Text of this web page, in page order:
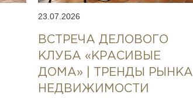
23.07.2026
ВСТРЕЧА ДЕЛОВОГО
КЛУБА «КРАСИВЫЕ
ДОМА» | ТРЕНДЫ РЫНКА
НЕДВИЖИМОСТИ